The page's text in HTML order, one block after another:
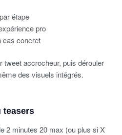
étape
pro
cas concret
tweet accrocheur, puis dérouler
des visuels intégrés.
teasers
2 minutes 20 max (ou plus si X